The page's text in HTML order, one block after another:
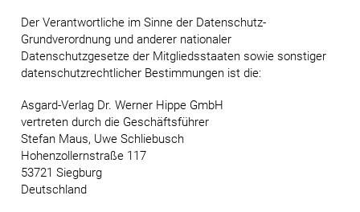
Der Verantwortliche im Sinne der Datenschutz-
Grundverordnung und anderer nationaler
Datenschutzgesetze der Mitgliedsstaaten sowie sonstiger
datenschutzrechtlicher Bestimmungen ist die:
Asgard-Verlag Dr. Werner Hippe GmbH
vertreten durch die Geschäftsführer
Stefan Maus, Uwe Schliebusch
Hohenzollernstraße 117
53721 Siegburg
Deutschland